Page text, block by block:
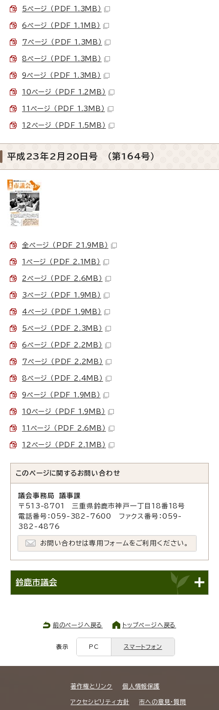
5ページ （PDF 1.3MB）
6ページ （PDF 1.1MB）
7ページ （PDF 1.3MB）
8ページ （PDF 1.3MB）
9ページ （PDF 1.3MB）
10ページ （PDF 1.2MB）
11ページ （PDF 1.3MB）
12ページ （PDF 1.5MB）
平成23年2月20日号 （第164号）
全ページ （PDF 21.9MB）
1ページ （PDF 2.1MB）
2ページ （PDF 2.6MB）
3ページ （PDF 1.9MB）
4ページ （PDF 1.9MB）
5ページ （PDF 2.3MB）
6ページ （PDF 2.2MB）
7ページ （PDF 2.2MB）
8ページ （PDF 2.4MB）
9ページ （PDF 1.9MB）
10ページ （PDF 1.9MB）
11ページ （PDF 2.6MB）
12ページ （PDF 2.1MB）
このページに関する お問い合わせ
議会事務局 議事課
〒513-8701 三重県鈴鹿市神戸一丁目18番18号
電話番号：059-382-7600 ファクス番号：059-
382-4876
お問い合わせは専用フォームをご利用ください。
鈴鹿市議会
前のページへ戻る トップページへ戻る
表示 PC スマートフォン
著作権とリンク 個人情報保護
アクセシビリティ方針 市への意見・質問